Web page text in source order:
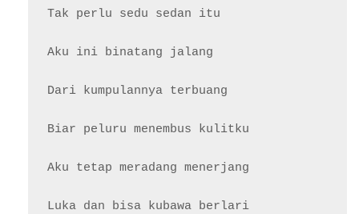
Tak perlu sedu sedan itu
Aku ini binatang jalang
Dari kumpulannya terbuang
Biar peluru menembus kulitku
Aku tetap meradang menerjang
Luka dan bisa kubawa berlari